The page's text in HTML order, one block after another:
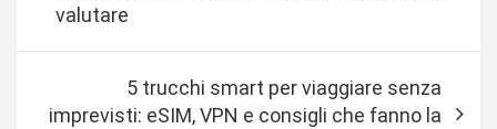
i
valutare
5 trucchi smart per viaggiare senza
imprevisti: eSIM, VPN e consigli che fanno la